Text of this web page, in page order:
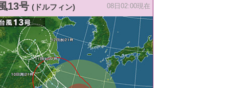
13号 (ドルフィン) 08日02:00現在